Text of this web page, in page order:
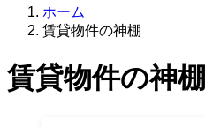
ホーム
賃貸物件の神棚
賃貸物件の神棚